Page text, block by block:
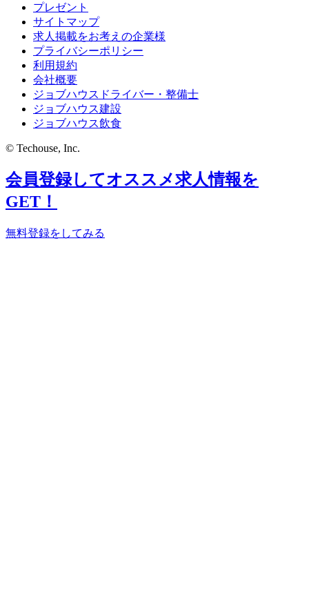
プレゼント
サイトマップ
求人掲載をお考えの企業様
プライバシーポリシー
利用規約
会社概要
ジョブハウスドライバー・整備士
ジョブハウス建設
ジョブハウス飲食
© Techouse, Inc.
会員登録してオススメ求人情報を
GET！
無料登録をしてみる